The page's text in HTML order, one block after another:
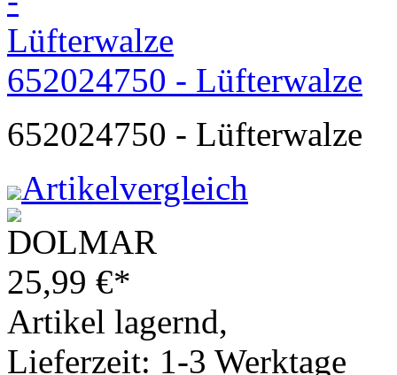
652024750 - Lüfterwalze
652024750 - Lüfterwalze
Artikelvergleich
25,99 €*
Artikel lagernd,
Lieferzeit: 1-3 Werktage